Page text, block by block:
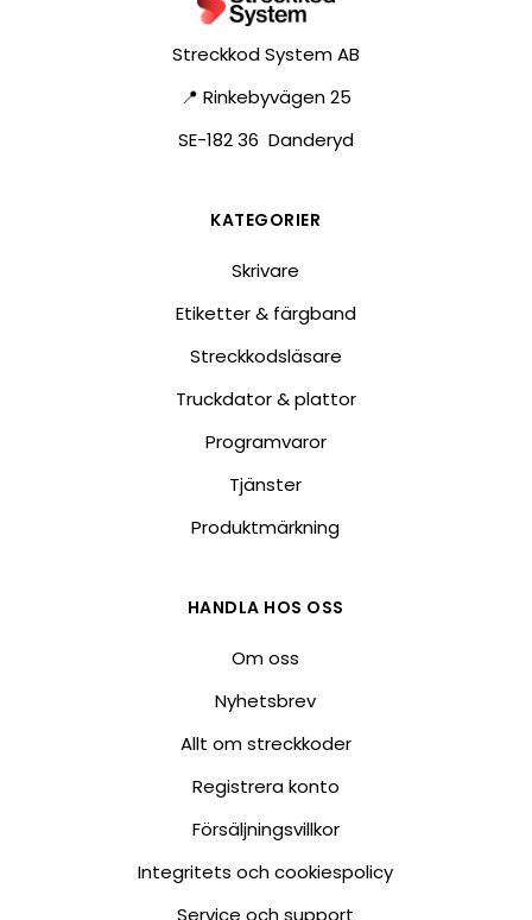
Streckkod System AB
📍 Rinkebyvägen 25
SE-182 36 Danderyd
KATEGORIER
Skrivare
Etiketter & färgband
Streckkodsläsare
Truckdator & plattor
Programvaror
Tjänster
Produktmärkning
HANDLA HOS OSS
Om oss
Nyhetsbrev
Allt om streckkoder
Registrera konto
Försäljningsvillkor
Integritets och cookiespolicy
Service och support